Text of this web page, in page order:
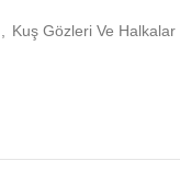
Kuş Gözleri Ve Halkalar